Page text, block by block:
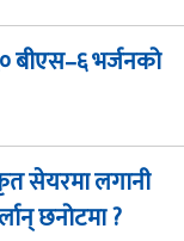
बीएस–६ भर्जनको
सेयरमा लगानी
छनोटमा ?